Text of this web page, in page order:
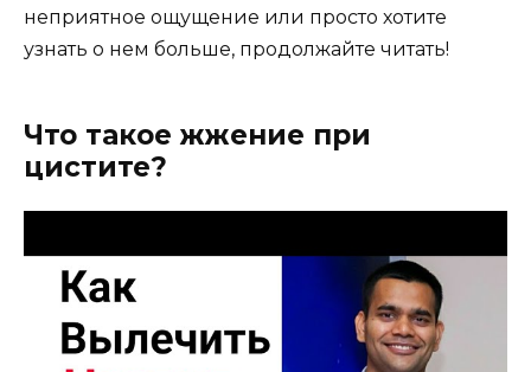
неприятное ощущение или просто хотите
узнать о нем больше, продолжайте читать!
Что такое жжение при
цистите?